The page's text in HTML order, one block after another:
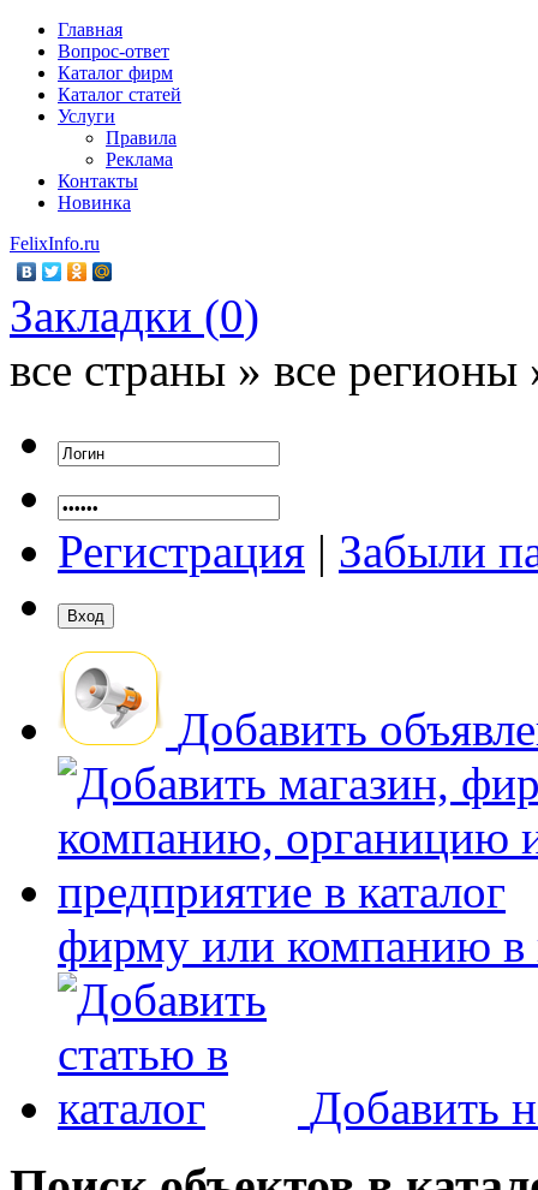
Главная
Вопрос-ответ
Каталог фирм
Каталог статей
Услуги
Правила
Реклама
Контакты
Новинка
FelixInfo.ru
Закладки (0)
все страны » все регионы
Регистрация | Забыли
Добавить
фирму или компанию в
Добавить